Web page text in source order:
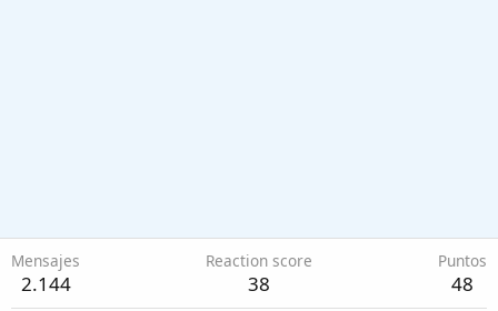
Mensajes
2.144
Reaction score
38
Puntos
48